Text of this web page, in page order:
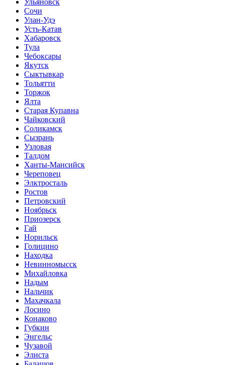
Сочи
Улан-Удэ
Усть-Катав
Хабаровск
Тула
Чебоксары
Якутск
Сыктывкар
Тольятти
Торжок
Ялта
Старая Купавна
Чайковский
Соликамск
Сызрань
Узловая
Талдом
Ханты-Мансийск
Череповец
Элктросталь
Ростов
Петровский
Ноябрьск
Приозерск
Гай
Норильск
Голицино
Находка
Невинномысск
Михайловка
Надым
Нальчик
Махачкала
Лосино
Конаково
Губкин
Энгельс
Чузавой
Элиста